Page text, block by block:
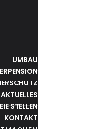
UMBAU
STELLEN
KONTAKT